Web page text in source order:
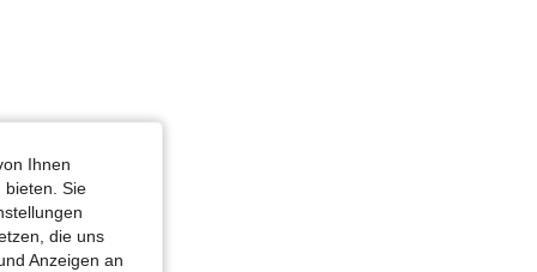
Ihnen
bieten. Sie
die uns
Anzeigen an